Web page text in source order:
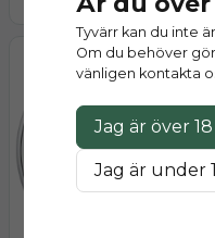
Tyvärr kan du inte
Om du behöver
vänligen kontakta
Jag är över
Jag är under